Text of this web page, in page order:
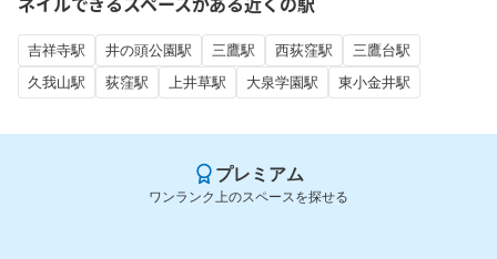
吉祥寺駅 井の頭公園駅 三鷹駅 西荻窪駅
三鷹台駅
久我山駅
荻窪駅 上井草駅 大泉学園駅 東小金井駅
プレミアム
ワンランク上のスペースを探せる